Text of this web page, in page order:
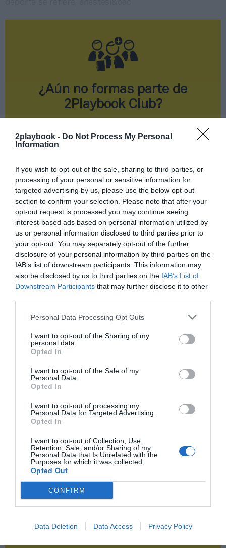
2playbook - Do Not Process My Personal
Information
If you wish to opt-out of the sale, sharing to third parties, or
processing of your personal or sensitive information for
targeted advertising by us, please use the below opt-out
section to confirm your selection. Please note that after your
opt-out request is processed you may continue seeing
interest-based ads based on personal information utilized by
us or personal information disclosed to third parties prior to
your opt-out. You may separately opt-out of the further
disclosure of your personal information by third parties on the
IAB’s list of downstream participants. This information may
also be disclosed by us to third parties on the IAB’s List of
Downstream Participants that may further disclose it to other
Personal Data Processing Opt Outs
I want to opt-out of the Sharing of my
personal data.
Opted In
I want to opt-out of the Sale of my
Personal Data.
Opted In
I want to opt-out of processing my
Personal Data for Targeted Advertising.
Opted In
I want to opt-out of Collection, Use,
Retention, Sale, and/or Sharing of my
Personal Data that Is Unrelated with the
Purposes for which it was collected.
Opted Out
CONFIRM
Data Deletion Data Access Privacy Policy
Índex2P
PRO Women in Sports
¿Aún no formas parte de
2Playbook Club?
¡Suscríbete!
Compartir
Imprimir
Publicidad
2Playbook Club
y eventos para Socios!​​​​​​​